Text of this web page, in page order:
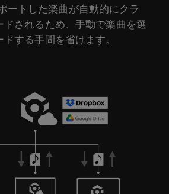
ートした楽曲が自動的にクラ
ドされるため、手動で楽曲を選
する手間を省けます。